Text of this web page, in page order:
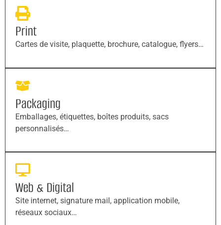
Print
Cartes de visite, plaquette, brochure, catalogue, flyers…
Packaging
Emballages, étiquettes, boîtes produits, sacs
personnalisés…
Web & Digital
Site internet, signature mail, application mobile,
réseaux sociaux…